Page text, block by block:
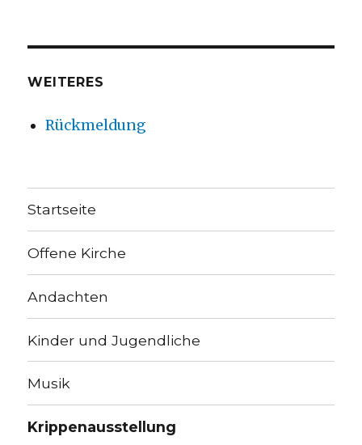
WEITERES
Rückmeldung
Startseite
Offene Kirche
Andachten
Kinder und Jugendliche
Musik
Krippenausstellung